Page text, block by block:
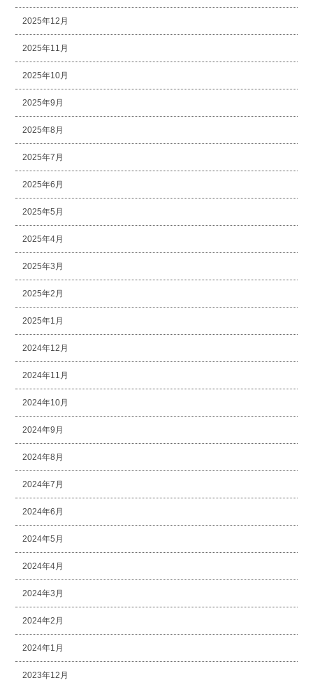
2025年12月
2025年11月
2025年10月
2025年9月
2025年8月
2025年7月
2025年6月
2025年5月
2025年4月
2025年3月
2025年2月
2025年1月
2024年12月
2024年11月
2024年10月
2024年9月
2024年8月
2024年7月
2024年6月
2024年5月
2024年4月
2024年3月
2024年2月
2024年1月
2023年12月